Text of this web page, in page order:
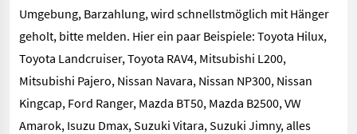
Umgebung, Barzahlung, wird schnellstmöglich mit Hänger
geholt, bitte melden. Hier ein paar Beispiele: Toyota Hilux,
Toyota Landcruiser, Toyota RAV4, Mitsubishi L200,
Mitsubishi Pajero, Nissan Navara, Nissan NP300, Nissan
Kingcap, Ford Ranger, Mazda BT50, Mazda B2500, VW
Amarok, Isuzu Dmax, Suzuki Vitara, Suzuki Jimny, alles